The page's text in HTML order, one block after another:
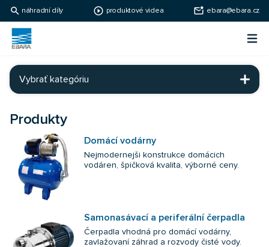
search náhradní díly play_circle_outline produktové videa mark_email_unread ebara@ebara.cz
Ebara Česko
Vybrať kategóriu
Produkty
Domácí vodárny
Nejmodernejši konstrukce domácich
vodáren, špičková kvalita, výborné ceny.
Samonasávací a periferální čerpadla
Čerpadla vhodná pro domácí vodárny,
zavlažovaní záhrad a rozvody čisté vody.